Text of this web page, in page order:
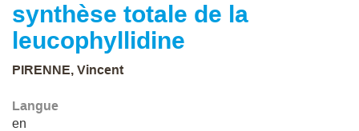
synthèse totale de la
leucophyllidine
PIRENNE, Vincent
Langue
en